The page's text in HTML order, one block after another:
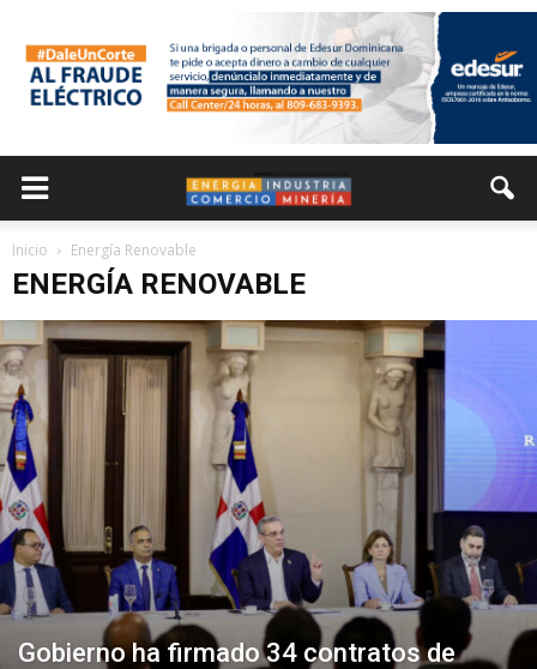
Inicio Energía Renovable
ENERGÍA RENOVABLE
Gobierno ha firmado 34 contratos de